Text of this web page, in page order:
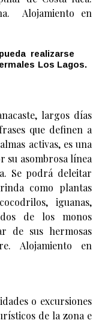
Alojamiento en
pueda realizarse
Los Lagos.
largos días
que definen a
activas, es una
su asombrosa línea
Se podrá deleitar
como plantas
iguanas,
de los monos
de sus hermosas
Alojamiento en
o excursiones
de la zona e